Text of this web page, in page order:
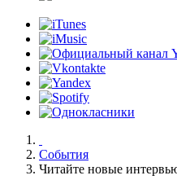
События
Читайте новые